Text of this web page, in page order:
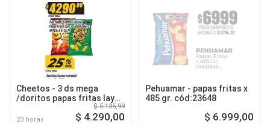
Cheetos - 3 ds mega
/doritos papas fritas lays
23 horas
$ 5.135,99
$ 4.290,00
Pehuamar - papas fritas x
485 gr. cód:23648
$ 6.999,00